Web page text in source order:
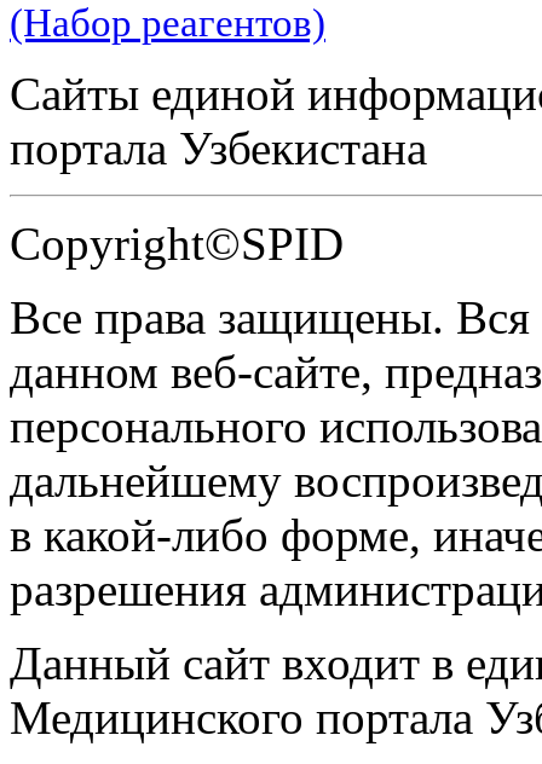
(Набор реагентов)
Сайты единой
портала Узбекистана
Copyright©SPID
Все права защищены.
данном веб-сайте,
персонального
дальнейшему
в какой-либо форме,
разрешения
Данный сайт входит в
Медицинского портала